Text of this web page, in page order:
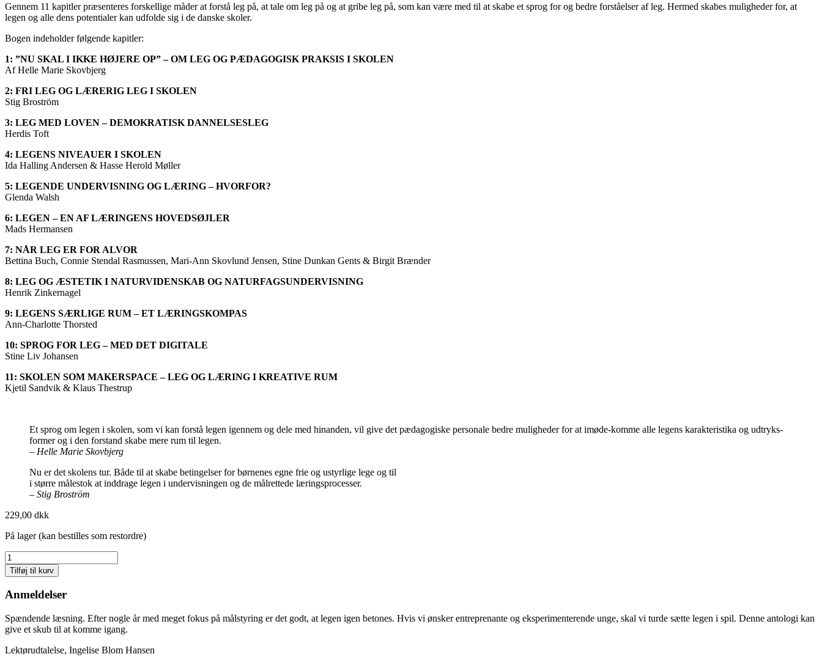
Gennem 11 kapitler præsenteres forskellige måder at forstå leg på, at tale om leg på og at gribe leg på, som kan være med til at skabe et sprog for og bedre forståelser af leg. Hermed skabes muligheder for, at
legen og alle dens potentialer kan udfolde sig i de danske skoler.
Bogen indeholder følgende kapitler:
1: ”NU SKAL I IKKE HØJERE OP” – OM LEG OG PÆDAGOGISK PRAKSIS I SKOLEN
Af Helle Marie Skovbjerg
2: FRI LEG OG LÆRERIG LEG I SKOLEN
Stig Broström
3: LEG MED LOVEN– DEMOKRATISK DANNELSESLEG
Herdis Toft
4: LEGENS NIVEAUER I SKOLEN
Ida Halling Andersen & Hasse Herold Møller
5: LEGENDE UNDERVISNING OG LÆRING – HVORFOR?
Glenda Walsh
6: LEGEN – EN AF LÆRINGENS HOVEDSØJLER
Mads Hermansen
7: NÅR LEG ER FOR ALVOR
Bettina Buch, Connie Stendal Rasmussen, Mari-Ann Skovlund Jensen, Stine Dunkan Gents & Birgit Brænder
8: LEG OG ÆSTETIK I NATURVIDENSKAB OG NATURFAGSUNDERVISNING
Henrik Zinkernagel
9: LEGENS SÆRLIGE RUM – ET LÆRINGSKOMPAS
Ann-Charlotte Thorsted
10: SPROG FOR LEG – MED DET DIGITALE
Stine Liv Johansen
11: SKOLEN SOM MAKERSPACE– LEG OG LÆRING I KREATIVE RUM
Kjetil Sandvik & Klaus Thestrup
Et sprog om legen i skolen, som vi kan forstå legen igennem og dele med hinanden, vil give det pædagogiske personale bedre muligheder for at imøde-komme alle legens karakteristika og udtryks-
former og i den forstand skabe mere rum til legen.
– Helle Marie Skovbjerg
Nu er det skolens tur. Både til at skabe betingelser for børnenes egne frie og ustyrlige lege og til
i større målestok at inddrage legen i undervisningen og de målrettede læringsprocesser.
– Stig Broström
229,00 dkk
På lager (kan bestilles som restordre)
Leg
i
skolen
antal
Tilføj til kurv
Anmeldelser
Spændende læsning. Efter nogle år med meget fokus på målstyring er det godt, at legen igen betones. Hvis vi ønsker entreprenante og eksperimenterende unge, skal vi turde sætte legen i spil. Denne antologi kan
give et skub til at komme igang.
Lektørudtalelse, Ingelise Blom Hansen